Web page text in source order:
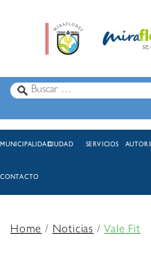
MUNICIPALIDADCIUDAD SERVICIOS
CONTACTO
Home/Noticias /Vale Fit